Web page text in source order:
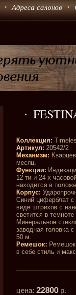
Адреса салонов
Коллекция:
Артикул: 20542/2
Механизм:
месяц.
Функции:
12-ти и 24-х
находится в
Корпус:
Синий циферблат
виде штрихов с
светится в
Минеральное
заводная головка
50 м.
Ремешок: Ремешок
в себе стиль и
цена: 22800 р.